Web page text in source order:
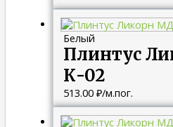
Белый
Плинтус
К-02
513.00 ₽/м.пог.